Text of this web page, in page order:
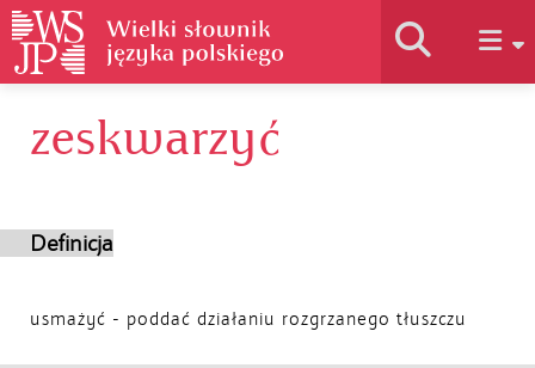
Historia słownika
zeskwarzyć
Definicja
usmażyć - poddać działaniu rozgrzanego tłuszczu